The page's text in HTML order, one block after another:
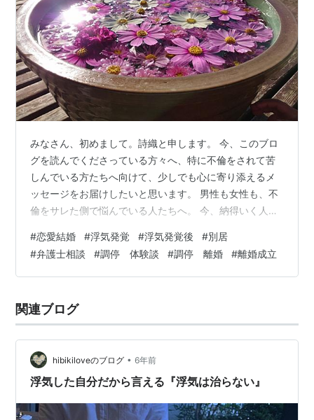
みなさん、初めまして。詩織と申します。 今、このブロ
グを読んでくださっている方々へ、特に不倫をされて苦
しんでいる方たちへ向けて、少しでも心に寄り添えるメ
ッセージをお届けしたいと思います。 男性も女性も、不
倫をサレた側で悩んでいる人たちへ。 今、納得いく人生
を経験しました。 あなたが抱える気持ち、傷、苦しみ、
私はとてもよく理解できます。 スパっと離婚するのも、
一つの手かもしれません。 答えはたくさんありますし、
なに辛い瞬間でも、自暴自棄にならずに。 私の経験が、
少しでもあなたの心に寄り添い、力に…
#恋愛結婚 #浮気発覚 #浮気発覚後 #別居
#弁護士相談 #調停 体験談 #調停 離婚 #離婚成立
関連ブログ
hibikiloveのブログ • 6年前
浮気した自分だから言える『浮気は治らない』